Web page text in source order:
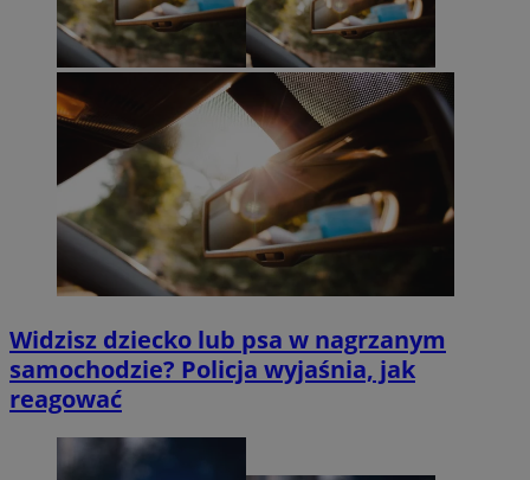
Widzisz dziecko lub psa w nagrzanym
samochodzie? Policja wyjaśnia, jak
reagować